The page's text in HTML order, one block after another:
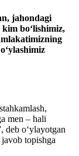
jahondagi
boʻlishimiz,
men – hali
deb oʻylayotgan
topishga